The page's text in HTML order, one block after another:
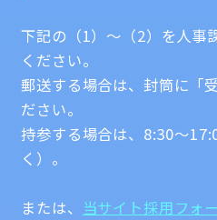
下記の（1）～（2）を人事
ください。
郵送する場合は、封筒に「
ださい。
持参する場合は、8:30～
く）。
または、 当サイト採用フォ